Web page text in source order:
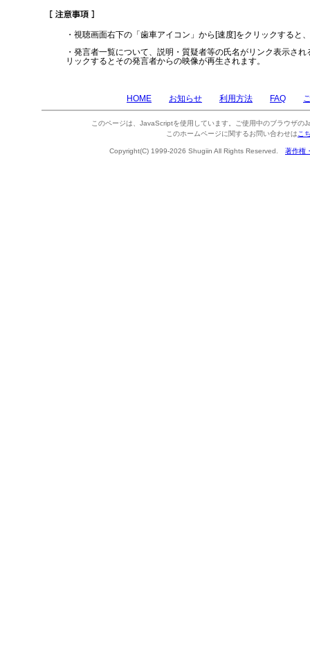
・視聴画面右下の「歯車アイコン」から[速度]をクリックすると
・発言者一覧について、説明・質疑者等の氏名がリンク表示さ
リックするとその発言者からの映像が再生されます。
HOME お知らせ 利用方法 FAQ
このページは、JavaScriptを使用しています。ご使用中のブラウザの
このホームページに関するお問い合わせは こ
Copyright(C) 1999-2026 Shugiin All Rights Reserved. 著作権